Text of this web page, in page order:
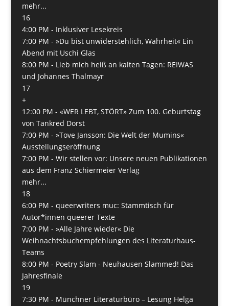
mehr...
16
4:00 PM - Inklusiver Lesekreis
7:00 PM - »Du bist unwiderstehlich, Wahrheit« Ein
Abend mit Uschi Glas
8:00 PM - Lieb mich heiß an kalten Tagen: REIWAS
und Johannes Thalmayr
17
+
12:00 PM - «WER LEBT, STÖRT» Zum 100. Geburtstag
von Tankred Dorst
7:00 PM - »Tove Jansson: Die Welt der Mumins«
Ausstellungseröffnung
7:00 PM - Wir stellen vor: Unsere neuen Publikationen
aus dem Franz Schiermeier Verlag
mehr...
18
6:00 PM - queerwriters muc: Stammtisch für
Autor*innen queerer Texte
7:00 PM - »Alle Jahre wieder« Die
Weihnachtsbuchempfehlungen des Literaturhaus-
Teams
8:00 PM - Poetry Slam - Neuhausen Slammed! Das
Jahresfinale
19
7:30 PM - Münchner Literaturbüro – Lesung Helga